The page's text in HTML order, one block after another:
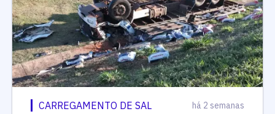
CARREGAMENTO DE SAL há 2 semanas